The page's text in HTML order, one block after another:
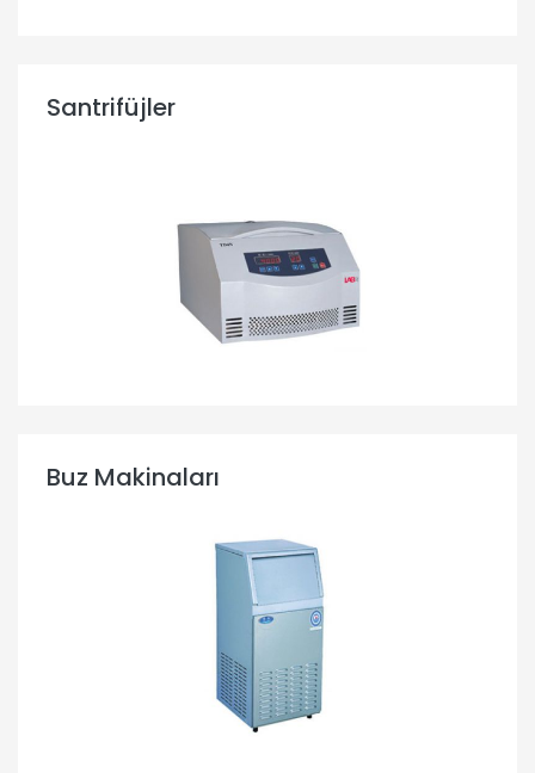
Santrifüjler
Buz Makinaları